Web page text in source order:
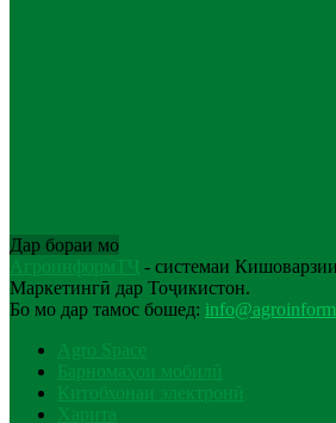
Дар бораи мо
АгроинформТҶ - системаи
Маркетингӣ дар Тоҷикистон.
Бо мо дар тамос бошед:
Agro Space
Барномаҳои мобилӣ
Китобхонаи электронӣ
Харита